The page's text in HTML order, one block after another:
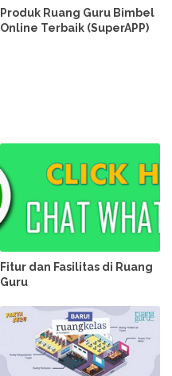
Produk Ruang Guru Bimbel
Online Terbaik (SuperAPP)
Fitur dan Fasilitas di Ruang
Guru